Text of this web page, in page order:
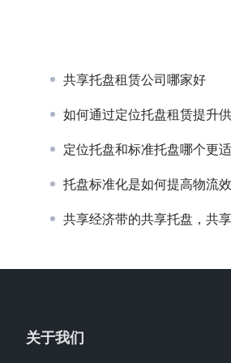
共享托盘租赁公司哪家好
如何通过定位托盘租赁提升
定位托盘和标准托盘哪个更
托盘标准化是如何提高物流
共享经济带的共享托盘，共
关于我们